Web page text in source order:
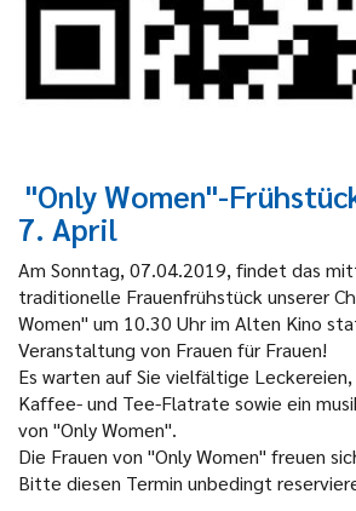
"Only Women"-
7. April
Am Sonntag, 07.04.2019, findet das
traditionelle Frauenfrühstück unserer
Women" um 10.30 Uhr im Alten Kino
Veranstaltung von Frauen für Frauen!
Es warten auf Sie vielfältige
Kaffee- und Tee-Flatrate sowie ein
von "Only Women".
Die Frauen von "Only Women" freuen
Bitte diesen Termin unbedingt